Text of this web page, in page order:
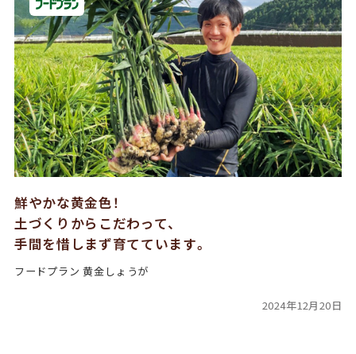
鮮やかな黄金色！
土づくりからこだわって、
手間を惜しまず育てています。
フードプラン 黄金しょうが
2024年12月20日